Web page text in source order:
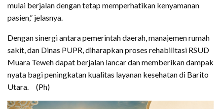
mulai berjalan dengan tetap memperhatikan kenyamanan
pasien,” jelasnya.
Dengan sinergi antara pemerintah daerah, manajemen rumah
sakit, dan Dinas PUPR, diharapkan proses rehabilitasi RSUD
Muara Teweh dapat berjalan lancar dan memberikan dampak
nyata bagi peningkatan kualitas layanan kesehatan di Barito
Utara. (Ph)